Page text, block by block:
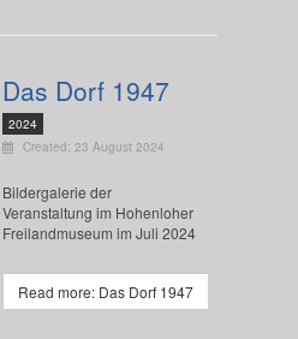
Das Dorf 1947
2024
Created: 23 August 2024
Bildergalerie der
Veranstaltung im Hohenloher
Freilandmuseum im Juli 2024
Read more: Das Dorf 1947